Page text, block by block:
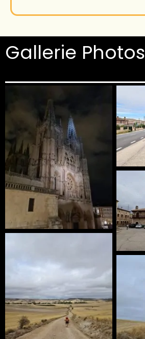
Gallerie Photos